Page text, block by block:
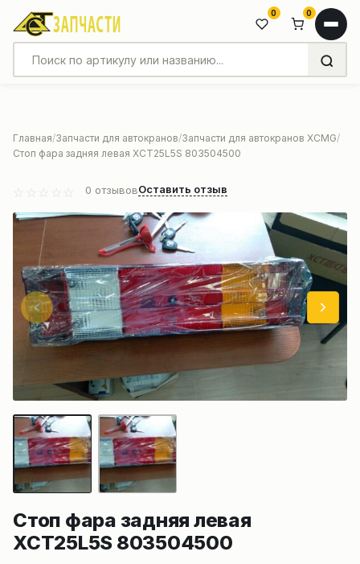
0 0
Главная Запчасти для автокранов Запчасти для автокранов XCMG
Стоп фара задняя левая XCT25L5S 803504500
0 отзывовОставить отзыв
Стоп фара задняя левая
XCT25L5S 803504500